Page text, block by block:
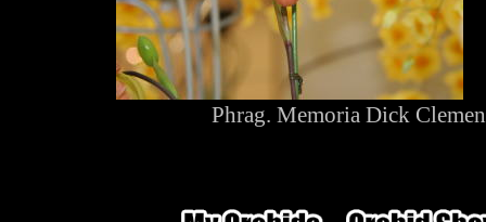
Phrag. Memoria Dick